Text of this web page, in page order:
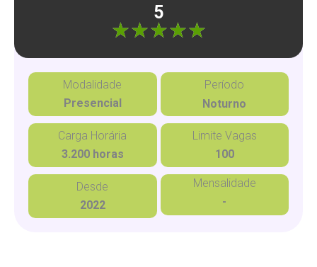
5
Modalidade
Presencial
Período
Noturno
Carga Horária
3.200 horas
Limite Vagas
100
Desde
2022
Mensalidade
-